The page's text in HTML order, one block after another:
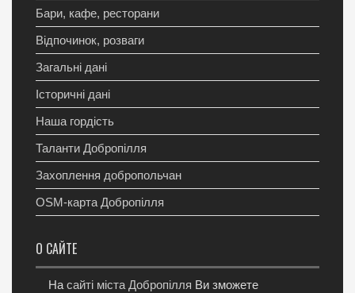
Бари, кафе, ресторани
Відпочинок, розваги
Загальні дані
Історичні дані
Наша гордість
Таланти Добропілля
Захоплення добропольчан
OSM-карта Добропілля
О САЙТЕ
На сайті міста Добропілля Ви зможете